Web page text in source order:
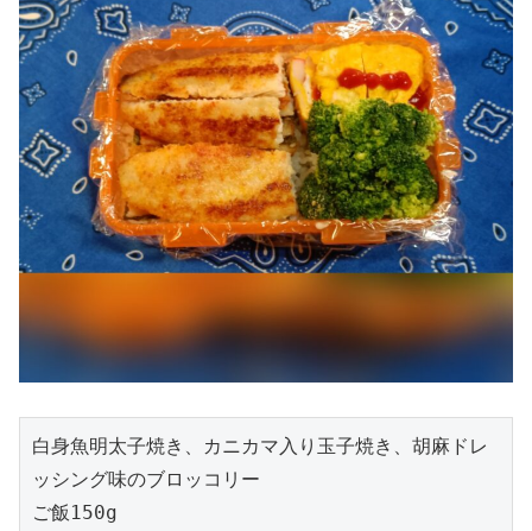
白身魚明太子焼き、カニカマ入り玉子焼き、胡麻ドレ
ッシング味のブロッコリー
ご飯150g